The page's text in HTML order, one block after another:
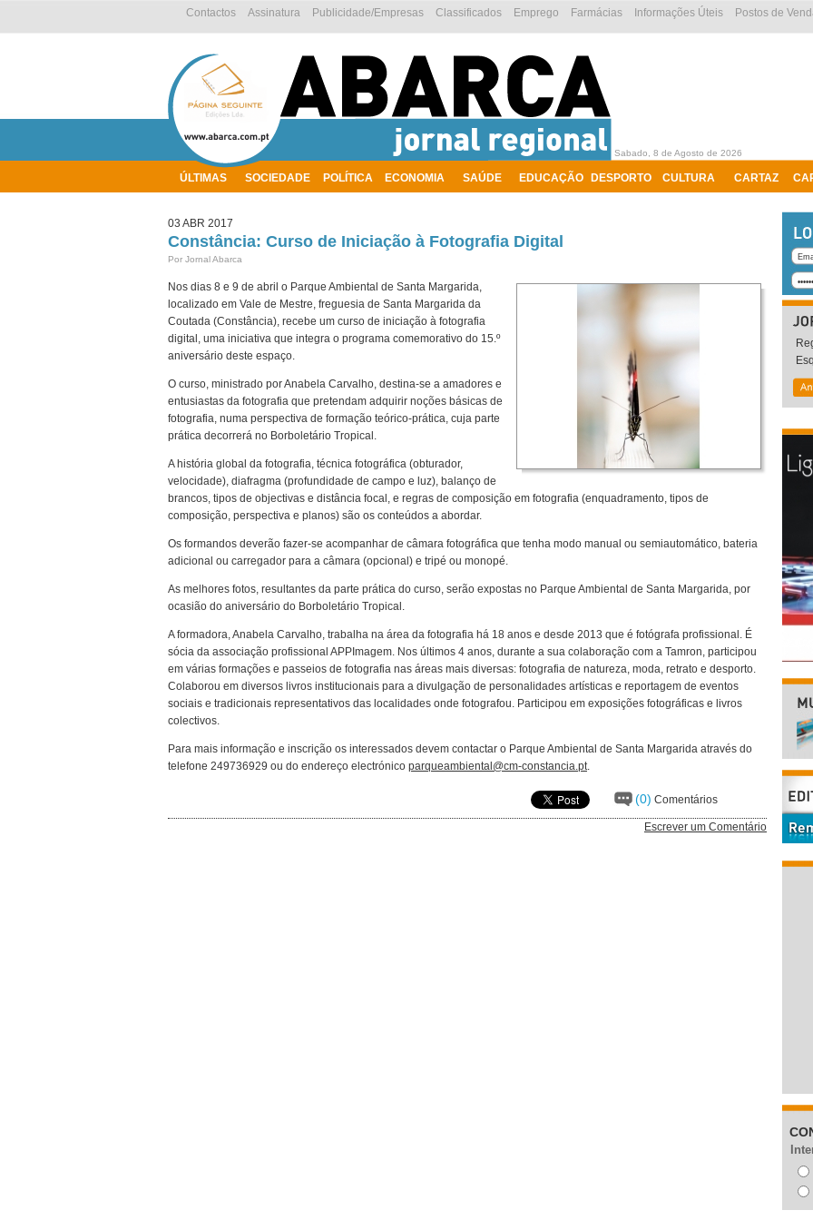
ÚLTIMAS SOCIEDADE POLÍTICA ECONOMIA SAÚDE EDUCAÇÃO DESPORTO CULTURA CARTAZ
Postos de
Informações Úteis
Farmácias
Emprego
Classificados
Publicidade/Empresas
Assinatura
Contactos
Sabado, 8 de Agosto de 2026
03 ABR 2017
Constância: Curso de Iniciação à Fotografia Digital
Por Jornal Abarca
Nos dias 8 e 9 de abril o Parque Ambiental de Santa Margarida,
localizado em Vale de Mestre, freguesia de Santa Margarida da
Coutada (Constância), recebe um curso de iniciação à fotografia
digital, uma iniciativa que integra o programa comemorativo do 15.º
aniversário deste espaço.
O curso, ministrado por Anabela Carvalho, destina-se a amadores e
entusiastas da fotografia que pretendam adquirir noções básicas de
fotografia, numa perspectiva de formação teórico-prática, cuja parte
prática decorrerá no Borboletário Tropical.
A história global da fotografia, técnica fotográfica (obturador,
velocidade), diafragma (profundidade de campo e luz), balanço de
brancos, tipos de objectivas e distância focal, e regras de composição em fotografia (enquadramento, tipos de
composição, perspectiva e planos) são os conteúdos a abordar.
Os formandos deverão fazer-se acompanhar de câmara fotográfica que tenha modo manual ou semiautomático, bateria
adicional ou carregador para a câmara (opcional) e tripé ou monopé.
As melhores fotos, resultantes da parte prática do curso, serão expostas no Parque Ambiental de Santa Margarida, por
ocasião do aniversário do Borboletário Tropical.
A formadora, Anabela Carvalho, trabalha na área da fotografia há 18 anos e desde 2013 que é fotógrafa profissional. É
sócia da associação profissional APPImagem. Nos últimos 4 anos, durante a sua colaboração com a Tamron, participou
em várias formações e passeios de fotografia nas áreas mais diversas: fotografia de natureza, moda, retrato e desporto.
Colaborou em diversos livros institucionais para a divulgação de personalidades artísticas e reportagem de eventos
sociais e tradicionais representativos das localidades onde fotografou. Participou em exposições fotográficas e livros
colectivos.
Para mais informação e inscrição os interessados devem contactar o Parque Ambiental de Santa Margarida através do
telefone 249736929 ou do endereço electrónico parqueambiental@cm-constancia.pt.
(0) Comentários
Escrever um Comentário